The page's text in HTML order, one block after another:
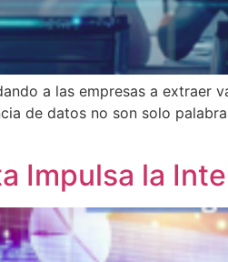
a las empresas a extraer
de datos no son solo
Impulsa la